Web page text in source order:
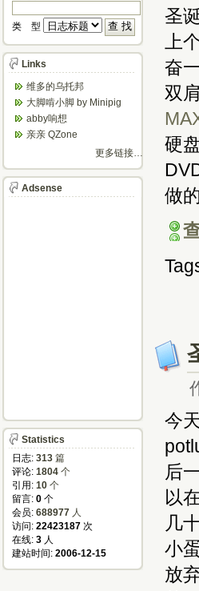
圣
上
奋
双
硬
做
今
后
以
几
小
放
类 型
Links
维多的乌托邦
大脚啃小脚 by Minipig
abby响想
亲亲 QZone
更多链接…
Adsense
Statistics
日志: 313 篇
评论: 1804 个
引用: 10 个
留言: 0 个
会员: 688977 人
访问: 22423187 次
在线: 3 人
建站时间: 2006-12-15